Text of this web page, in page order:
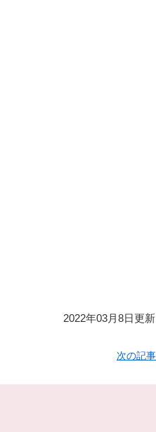
2022年03月8日更新
次の記